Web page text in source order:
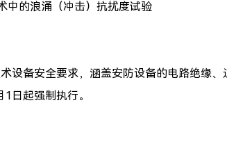
中的浪涌（冲击）抗扰度试验
设备安全要求，涵盖安防设备的电路绝缘
日起强制执行。